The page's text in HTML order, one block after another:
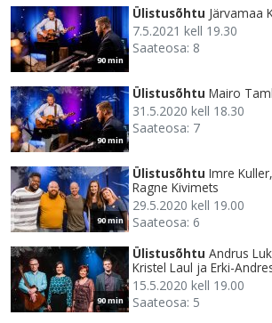
90 min
Ülistusõhtu Järvamaa
7.5.2021 kell 19.30
Saateosa: 8
90 min
Ülistusõhtu Mairo
31.5.2020 kell 18.30
Saateosa: 7
90 min
Ülistusõhtu Imre
Ragne Kivimets
29.5.2020 kell 19.00
Saateosa: 6
90 min
Ülistusõhtu Andrus
Kristel Laul ja Erki-
15.5.2020 kell 19.00
Saateosa: 5